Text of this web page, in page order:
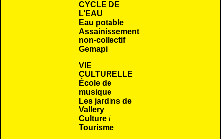
CYCLE DE
L’EAU
Eau potable
Assainissement
non-collectif
Gemapi
VIE
CULTURELLE
École de
musique
Les jardins de
Vallery
Culture /
Tourisme